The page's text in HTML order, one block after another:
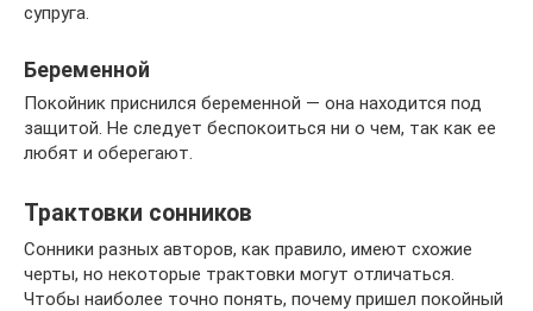
супруга.
Беременной
Покойник приснился беременной — она находится под
защитой. Не следует беспокоиться ни о чем, так как ее
любят и оберегают.
Трактовки сонников
Сонники разных авторов, как правило, имеют схожие
черты, но некоторые трактовки могут отличаться.
Чтобы наиболее точно понять, почему пришел покойный